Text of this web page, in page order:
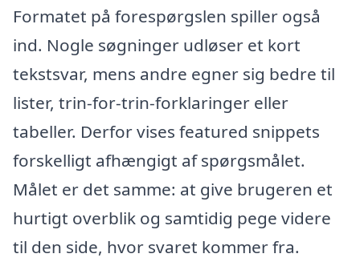
Formatet på forespørgslen spiller også
ind. Nogle søgninger udløser et kort
tekstsvar, mens andre egner sig bedre til
lister, trin-for-trin-forklaringer eller
tabeller. Derfor vises featured snippets
forskelligt afhængigt af spørgsmålet.
Målet er det samme: at give brugeren et
hurtigt overblik og samtidig pege videre
til den side, hvor svaret kommer fra.